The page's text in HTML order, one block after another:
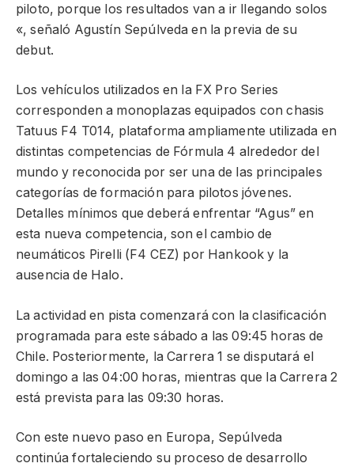
piloto, porque los resultados van a ir llegando solos
«, señaló Agustín Sepúlveda en la previa de su
debut.
Los vehículos utilizados en la FX Pro Series
corresponden a monoplazas equipados con chasis
Tatuus F4 T014, plataforma ampliamente utilizada en
distintas competencias de Fórmula 4 alrededor del
mundo y reconocida por ser una de las principales
categorías de formación para pilotos jóvenes.
Detalles mínimos que deberá enfrentar “Agus” en
esta nueva competencia, son el cambio de
neumáticos Pirelli (F4 CEZ) por Hankook y la
ausencia de Halo.
La actividad en pista comenzará con la clasificación
programada para este sábado a las 09:45 horas de
Chile. Posteriormente, la Carrera 1 se disputará el
domingo a las 04:00 horas, mientras que la Carrera 2
está prevista para las 09:30 horas.
Con este nuevo paso en Europa, Sepúlveda
continúa fortaleciendo su proceso de desarrollo